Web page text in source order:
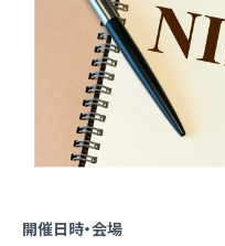
開催日時・会場